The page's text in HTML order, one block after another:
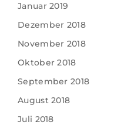
Januar 2019
Dezember 2018
November 2018
Oktober 2018
September 2018
August 2018
Juli 2018